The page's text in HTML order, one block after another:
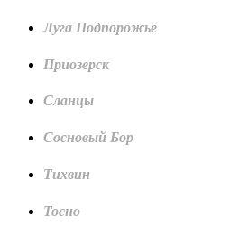
Луга Подпорожье
Приозерск
Сланцы
Сосновый Бор
Тихвин
Тосно